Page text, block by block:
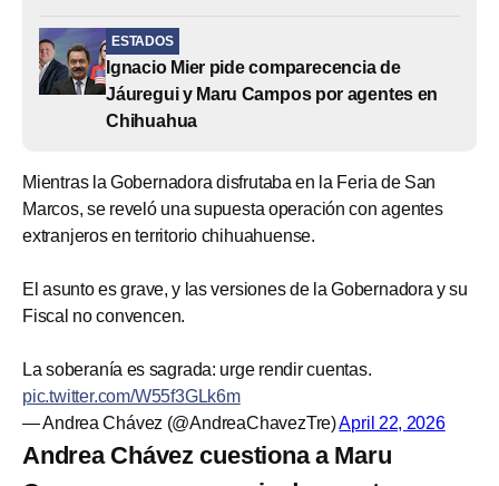
ESTADOS
Ignacio Mier pide comparecencia de
Jáuregui y Maru Campos por agentes en
Chihuahua
Mientras la Gobernadora disfrutaba en la Feria de San
Marcos, se reveló una supuesta operación con agentes
extranjeros en territorio chihuahuense.
El asunto es grave, y las versiones de la Gobernadora y su
Fiscal no convencen.
La soberanía es sagrada: urge rendir cuentas.
pic.twitter.com/W55f3GLk6m
— Andrea Chávez (@AndreaChavezTre)April 22, 2026
Andrea Chávez cuestiona a Maru